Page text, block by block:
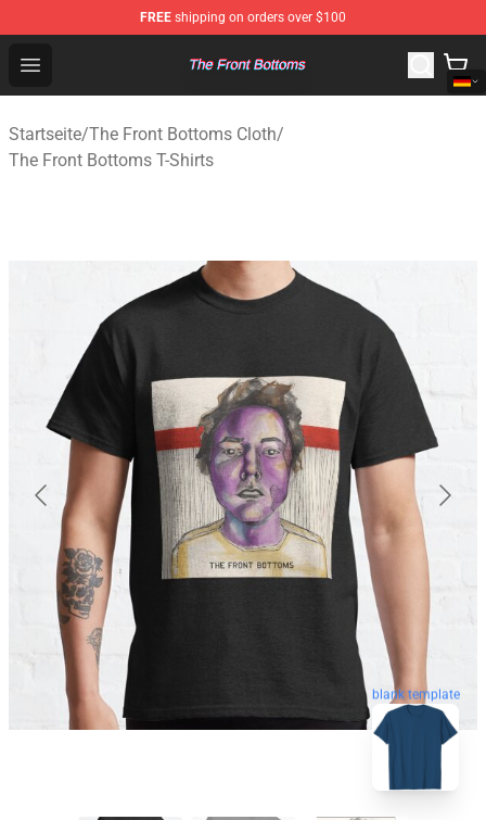
FREE shipping on orders over $100
Open menu
The Front Bottoms Store - Official The Front Bottoms
Startseite/The Front Bottoms Cloth/
The Front Bottoms T-Shirts
blank template